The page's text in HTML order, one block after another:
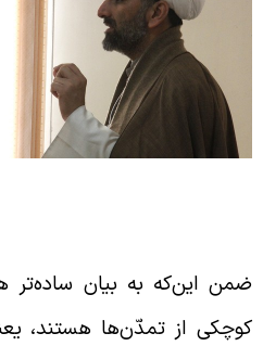
این‌که به بیان ساده‌تر
از تمدّن‌ها هستند،